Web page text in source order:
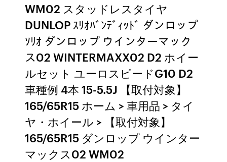
WM02 スタッドレスタイヤ
DUNLOP ｽﾘｵﾊﾞﾝﾃﾞｨｯﾄﾞ ダンロップ
ｿﾘｵ ダンロップ ウインターマック
ス02 WINTERMAXX02 D2 ホイー
ルセット ユーロスピードG10 D2
車種例 4本 15-5.5J 【取付対象】
165/65R15 ホーム > 車用品 > タイ
ヤ・ホイール > 【取付対象】
165/65R15 ダンロップ ウインター
マックス02 WM02